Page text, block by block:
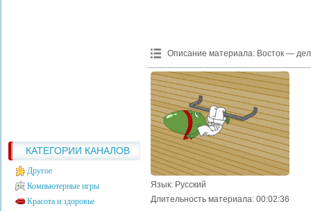
КАТЕГОРИИ КАНАЛОВ
Другое
Компьютерные игры
Красота и здоровье
Описание материала: Восток —
Язык: Русский
Длительность материала: 00:02:36